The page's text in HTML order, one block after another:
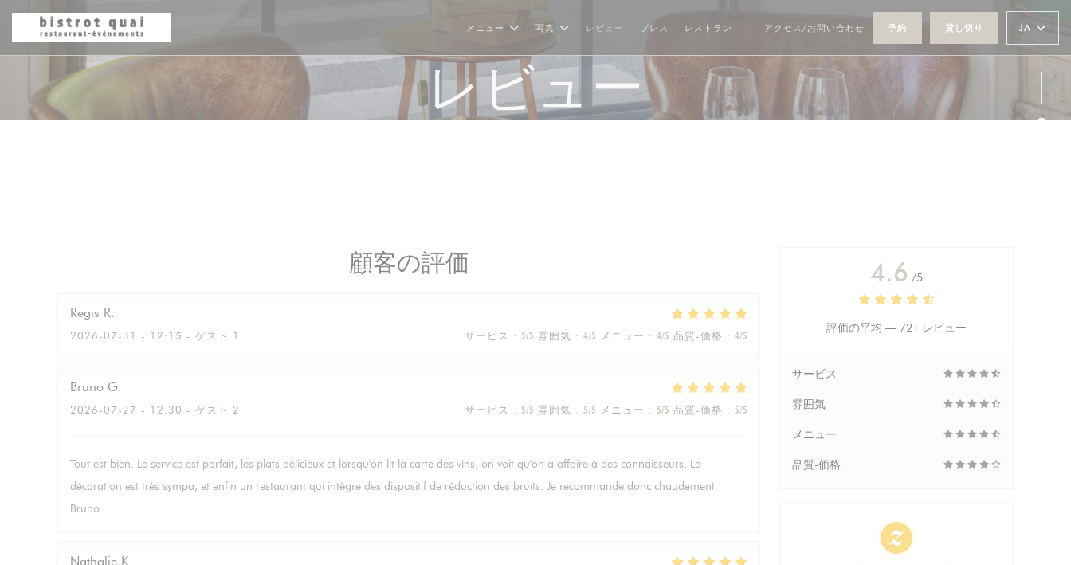
クッキー利用の管理について
メニュー 写真 レビュー プレス レストラン
((新しいウィンドウで開きます))
アクセス/お問い合わせ 予約 貸し切り JA
レビュー
顧客の評価
Regis R
2026-07-31 - 12:15 - ゲスト 1 サービス : 5/5 雰囲気 : 4/5 メニュー : 4/5 品質-価格 : 4/5
Bruno G
2026-07-27 - 12:30 - ゲスト 2 サービス : 5/5 雰囲気 : 5/5 メニュー : 5/5 品質-価格 : 5/5
Tout est bien. Le service est parfait, les plats délicieux et lorsqu'on lit la carte des vins, on voit qu'on a affaire à des connaisseurs. La
décoration est très sympa, et enfin un restaurant qui intègre des dispositif de réduction des bruits. Je recommande donc chaudement.
Bruno
Nathalie K
4.6 /5
評価の平均 — 721 レビュー
サービス
雰囲気
メニュー
品質-価格